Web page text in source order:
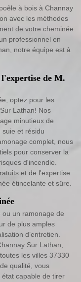
à bois à Channay
avec les méthodes
de votre cheminée
professionnel en
notre équipe est à
de M.
optez pour les
Lathan! Nos
minutieux de
et résidu
complet, nous
pour conserver la
d'incendie.
et de l'expertise
étincelante et sûre.
un ramonage de
de plus amples
d’entretien.
Sur Lathan,
les villes 37330
qualité, vous
état capable de tirer